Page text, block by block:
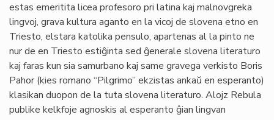
estas emeritita licea profesoro pri latina kaj malnovgreka
lingvoj, grava kultura aganto en la vicoj de slovena etno en
Triesto, elstara katolika pensulo, apartenas al la pinto ne
nur de en Triesto estiĝinta sed ĝenerale slovena literaturo
kaj faras kun sia samurbano kaj same gravega verkisto Boris
Pahor (kies romano “Pilgrimo” ekzistas ankaŭ en esperanto)
klasikan duopon de la tuta slovena literaturo. Alojz Rebula
publike kelkfoje agnoskis al esperanto ĝian lingvan